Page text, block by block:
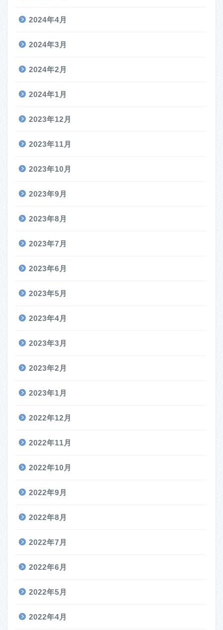
2024年4月
2024年3月
2024年2月
2024年1月
2023年12月
2023年11月
2023年10月
2023年9月
2023年8月
2023年7月
2023年6月
2023年5月
2023年4月
2023年3月
2023年2月
2023年1月
2022年12月
2022年11月
2022年10月
2022年9月
2022年8月
2022年7月
2022年6月
2022年5月
2022年4月